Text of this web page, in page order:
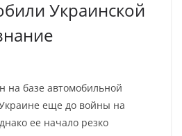
Украинской
на базе автомобильной
еще до войны на
ее начало резко